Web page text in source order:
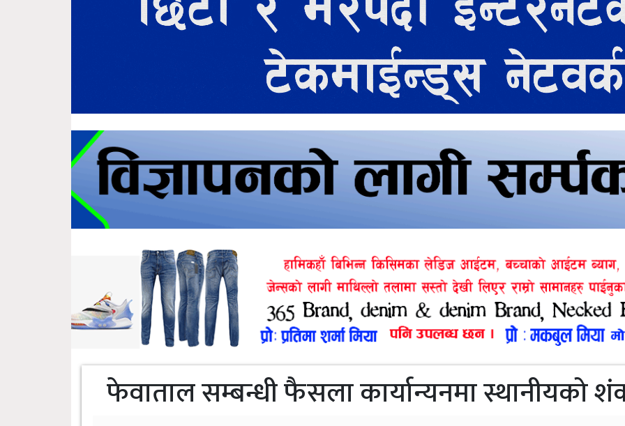
फेवाताल सम्बन्धी फैसला कार्यान्यनमा स्थानीयको